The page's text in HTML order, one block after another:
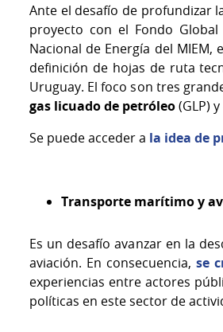
Ante el desafío de profundizar
proyecto con el Fondo
Nacional de Energía del
definición de hojas de ruta
Uruguay. El foco son tres
gas licuado de petróleo(GLP)
Se puede acceder a la idea de
Transporte marítimo y
Es un desafío avanzar en la
aviación. En consecuencia, se
experiencias entre actores
políticas en este sector de